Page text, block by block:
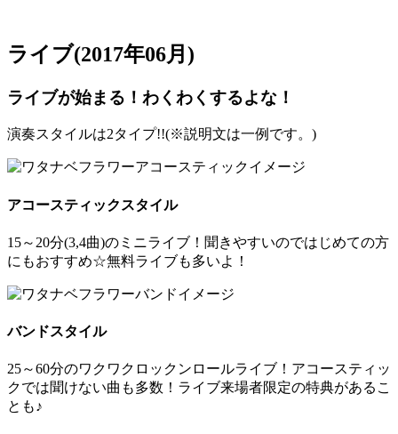
ライブ(2017年06月)
ライブが始まる！わくわくするよな！
演奏スタイルは2タイプ!!(※説明文は一例です。)
アコースティックスタイル
15～20分(3,4曲)のミニライブ！聞きやすいのではじめての方
にもおすすめ☆無料ライブも多いよ！
バンドスタイル
25～60分のワクワクロックンロールライブ！アコースティッ
クでは聞けない曲も多数！ライブ来場者限定の特典があるこ
とも♪